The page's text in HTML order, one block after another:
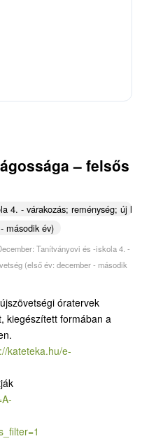
– felsős
4. - várakozás; reménység; új látás
második év)
Tanítványovi és -iskola 4. -
(első év: december - második
óratervek
kiegészített formában a
kateteka.hu/e-
filter=1